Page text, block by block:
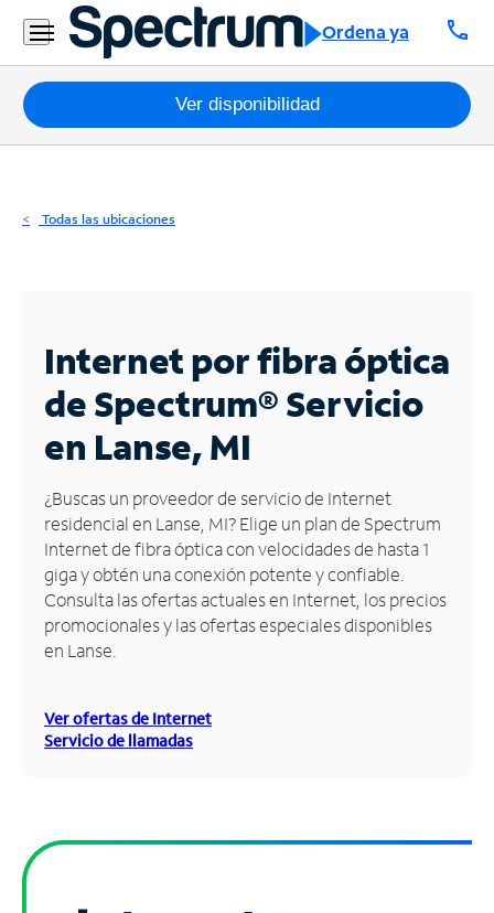
Ordena ya call
Residencial
Business
Paquetes
Internet
Business
Contáctanos
Inglés
Administrar
cuenta
Encuentra
una
tienda
Ver disponibilidad
Todas las ubicaciones
Internet por fibra óptica
de Spectrum®Servicio
en Lanse, MI
¿Buscas un proveedor de servicio de Internet
residencial en Lanse, MI? Elige un plan de Spectrum
Internet de fibra óptica con velocidades de hasta 1
giga y obtén una conexión potente y confiable.
Consulta las ofertas actuales en Internet, los precios
promocionales y las ofertas especiales disponibles
en Lanse.
Ver ofertas de Internet
Servicio de llamadas